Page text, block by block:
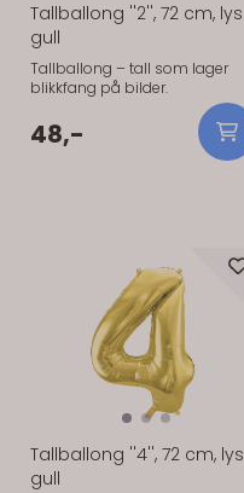
Tallballong ''2'', 72 cm, lys
gull
Tallballong – tall som lager
blikkfang på bilder.
48,-
Tallballong ''4'', 72 cm, lys
gull
På lager